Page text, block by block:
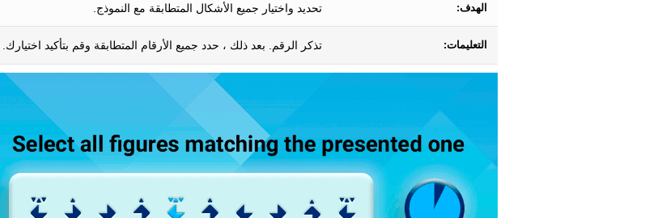
الهدف: تحديد واختيار جميع الأشكال المتطابقة مع النموذج.
التعليمات: تذكر الرقم. بعد ذلك ، حدد جميع الأرقام المتطابقة وقم بتأكيد اختيارك.